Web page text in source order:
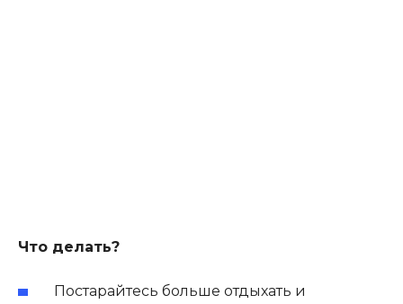
Что делать?
Постарайтесь больше отдыхать и